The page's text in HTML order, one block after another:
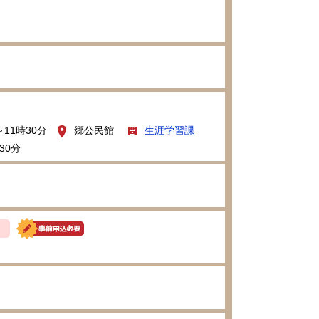
11時30分
分
郷公民館 生涯学習課